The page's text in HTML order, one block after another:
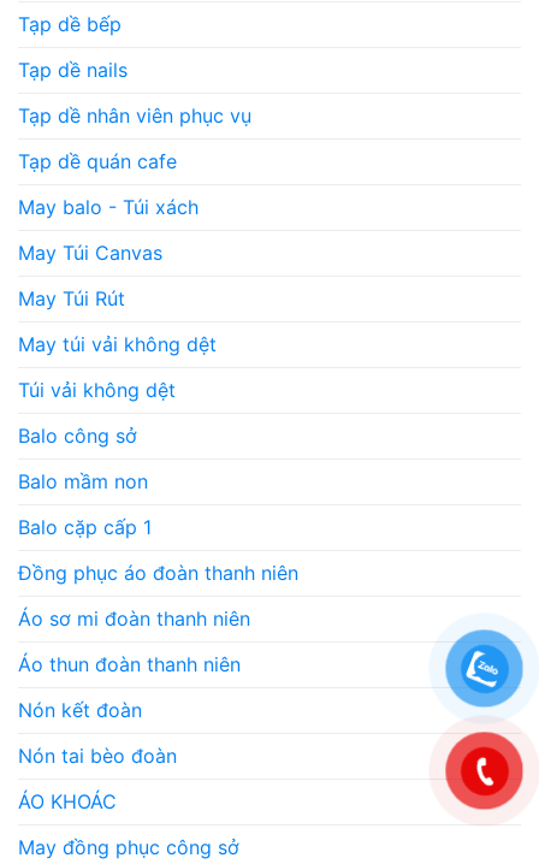
Tạp dề bếp
Tạp dề nails
Tạp dề nhân viên phục vụ
Tạp dề quán cafe
May balo - Túi xách
May Túi Canvas
May Túi Rút
May túi vải không dệt
Túi vải không dệt
Balo công sở
Balo mầm non
Balo cặp cấp 1
Đồng phục áo đoàn thanh niên
Áo sơ mi đoàn thanh niên
Áo thun đoàn thanh niên
Nón kết đoàn
Nón tai bèo đoàn
ÁO KHOÁC
May đồng phục công sở